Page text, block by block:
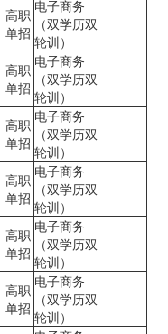
高职
单招
电子商务
（双学历双
轮训）
高职
单招
电子商务
（双学历双
轮训）
高职
单招
电子商务
（双学历双
轮训）
高职
单招
电子商务
（双学历双
轮训）
高职
单招
电子商务
（双学历双
轮训）
高职
单招
电子商务
（双学历双
轮训）